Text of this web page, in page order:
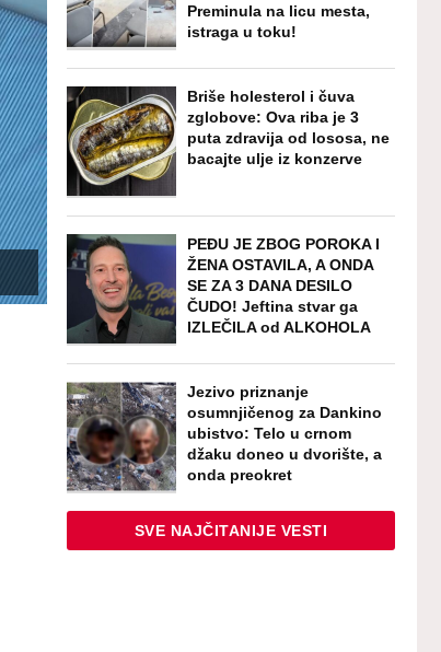
Preminula na licu mesta,
istraga u toku!
Briše holesterol i čuva
zglobove: Ova riba je 3
puta zdravija od lososa, ne
bacajte ulje iz konzerve
PEĐU JE ZBOG POROKA I
ŽENA OSTAVILA, A ONDA
SE ZA 3 DANA DESILO
ČUDO! Jeftina stvar ga
IZLEČILA od ALKOHOLA
Jezivo priznanje
osumnjičenog za Dankino
ubistvo: Telo u crnom
džaku doneo u dvorište, a
onda preokret
SVE NAJČITANIJE VESTI